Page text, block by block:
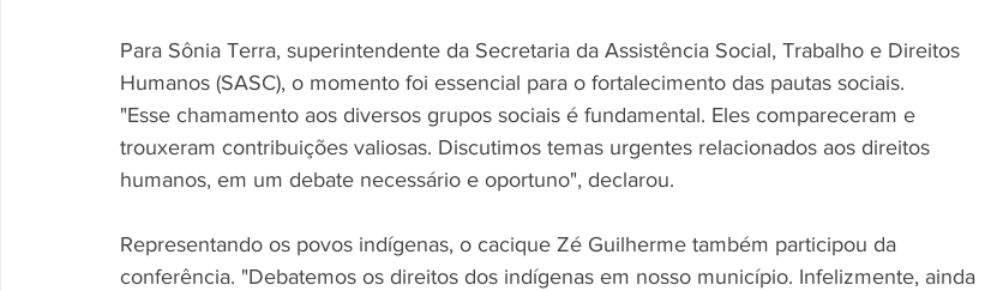
Para Sônia Terra, superintendente da Secretaria da Assistência Social, Trabalho e Direitos
Humanos (SASC), o momento foi essencial para o fortalecimento das pautas sociais.
"Esse chamamento aos diversos grupos sociais é fundamental. Eles compareceram e
trouxeram contribuições valiosas. Discutimos temas urgentes relacionados aos direitos
humanos, em um debate necessário e oportuno", declarou.
Representando os povos indígenas, o cacique Zé Guilherme também participou da
conferência. "Debatemos os direitos dos indígenas em nosso município. Infelizmente, ainda